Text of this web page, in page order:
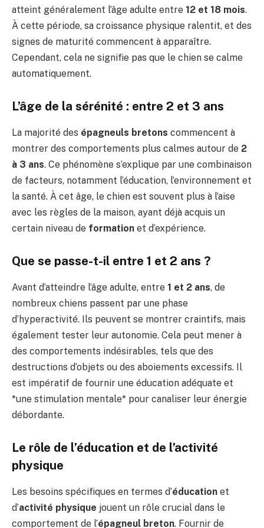
atteint généralement l’âge adulte entre 12 et 18 mois.
À cette période, sa croissance physique ralentit, et des
signes de maturité commencent à apparaître.
Cependant, cela ne signifie pas que le chien se calme
automatiquement.
L’âge de la sérénité : entre 2 et 3 ans
La majorité des épagneuls bretons commencent à
montrer des comportements plus calmes autour de 2
à 3 ans. Ce phénomène s’explique par une combinaison
de facteurs, notamment l’éducation, l’environnement et
la santé. À cet âge, le chien est souvent plus à l’aise
avec les règles de la maison, ayant déjà acquis un
certain niveau de formation et d’expérience.
Que se passe-t-il entre 1 et 2 ans ?
Avant d’atteindre l’âge adulte, entre 1 et 2 ans, de
nombreux chiens passent par une phase
d’hyperactivité. Ils peuvent se montrer craintifs, mais
également tester leur autonomie. Cela peut mener à
des comportements indésirables, tels que des
destructions d’objets ou des aboiements excessifs. Il
est impératif de fournir une éducation adéquate et
*une stimulation mentale* pour canaliser leur énergie
débordante.
Le rôle de l’éducation et de l’activité
physique
Les besoins spécifiques en termes d’éducation et
d’activité physique jouent un rôle crucial dans le
comportement de l’épagneul breton. Fournir de